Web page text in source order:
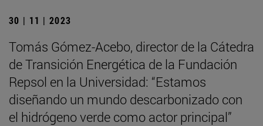
30 | 11 | 2023
Tomás Gómez-Acebo, director de la Cátedra
de Transición Energética de la Fundación
Repsol en la Universidad: “Estamos
diseñando un mundo descarbonizado con
el hidrógeno verde como actor principal”